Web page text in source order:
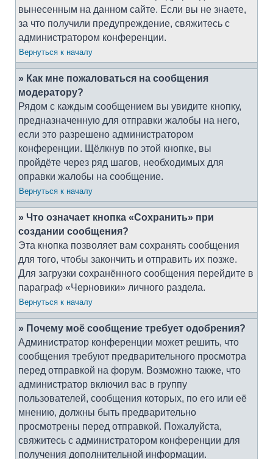
вынесенным на данном сайте. Если вы не знаете,
за что получили предупреждение, свяжитесь с
администратором конференции.
Вернуться к началу
» Как мне пожаловаться на сообщения
модератору?
Рядом с каждым сообщением вы увидите кнопку,
предназначенную для отправки жалобы на него,
если это разрешено администратором
конференции. Щёлкнув по этой кнопке, вы
пройдёте через ряд шагов, необходимых для
оправки жалобы на сообщение.
Вернуться к началу
» Что означает кнопка «Сохранить» при
создании сообщения?
Эта кнопка позволяет вам сохранять сообщения
для того, чтобы закончить и отправить их позже.
Для загрузки сохранённого сообщения перейдите в
параграф «Черновики» личного раздела.
Вернуться к началу
» Почему моё сообщение требует одобрения?
Администратор конференции может решить, что
сообщения требуют предварительного просмотра
перед отправкой на форум. Возможно также, что
администратор включил вас в группу
пользователей, сообщения которых, по его или её
мнению, должны быть предварительно
просмотрены перед отправкой. Пожалуйста,
свяжитесь с администратором конференции для
получения дополнительной информации.